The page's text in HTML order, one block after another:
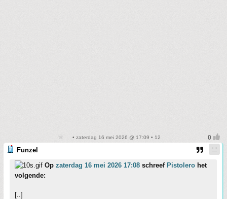
• zaterdag 16 mei 2026 @ 17:09 • 12
Funzel
Op zaterdag 16 mei 2026 17:08 schreef Pistolero het
volgende:
[..]